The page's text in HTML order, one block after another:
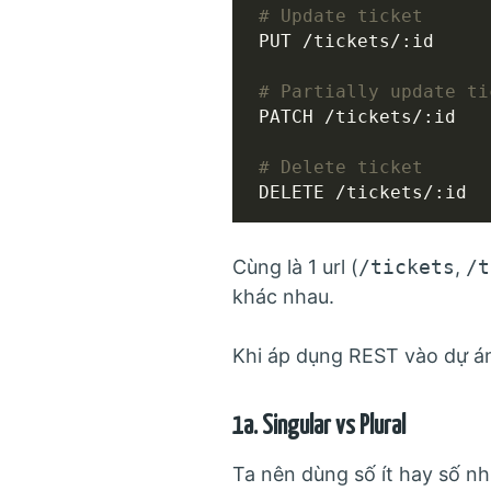
PUT /tickets/:id
PATCH /tickets/:id
DELETE /tickets/:id
Cùng là 1 url (/tickets, /
khác nhau.
Khi áp dụng REST vào dự
1a. Singular vs Plural
Ta nên dùng số ít hay số